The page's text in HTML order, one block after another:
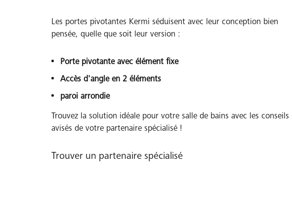
Porte coulissante
prend pas de place supplémentaire.
Trouvez la cabine de douche avec porte coulissante idéale pour votre salle de bains
Les portes pivotantes Kermi séduisent avec leur conception bien
pensée, quelle que soit leur version :
Porte pivotante avec élément fixe
Accès d'angle en 2 éléments
paroi arrondie
Trouvez la solution idéale pour votre salle de bains avec les conseils
avisés de votre partenaire spécialisé !
Trouver un partenaire spécialisé